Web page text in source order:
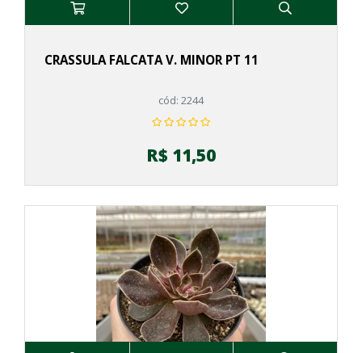
CRASSULA FALCATA V. MINOR PT 11
cód: 2244
R$ 11,50